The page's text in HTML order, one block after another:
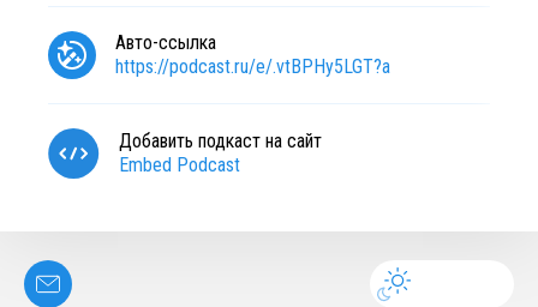
Авто-ссылка
https://podcast.ru/e/.vtBPHy5LGT?a
Добавить подкаст на сайт
Embed Podcast